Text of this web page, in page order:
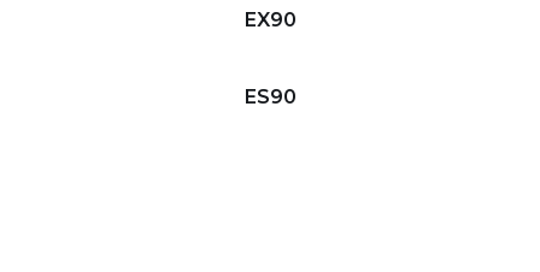
EX90
ES90